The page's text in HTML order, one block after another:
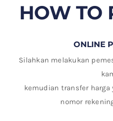
HOW TO
ONLINE
Silahkan melakukan
kemudian transfer
nomor